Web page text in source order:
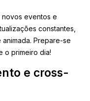
novos eventos e
constantes,
Prepare-se
o primeiro dia!
e cross-